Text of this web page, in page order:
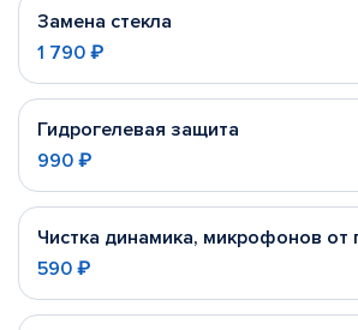
Замена стекла
1 790 ₽
Гидрогелевая защита
990 ₽
Чистка динамика, микрофонов от
590 ₽